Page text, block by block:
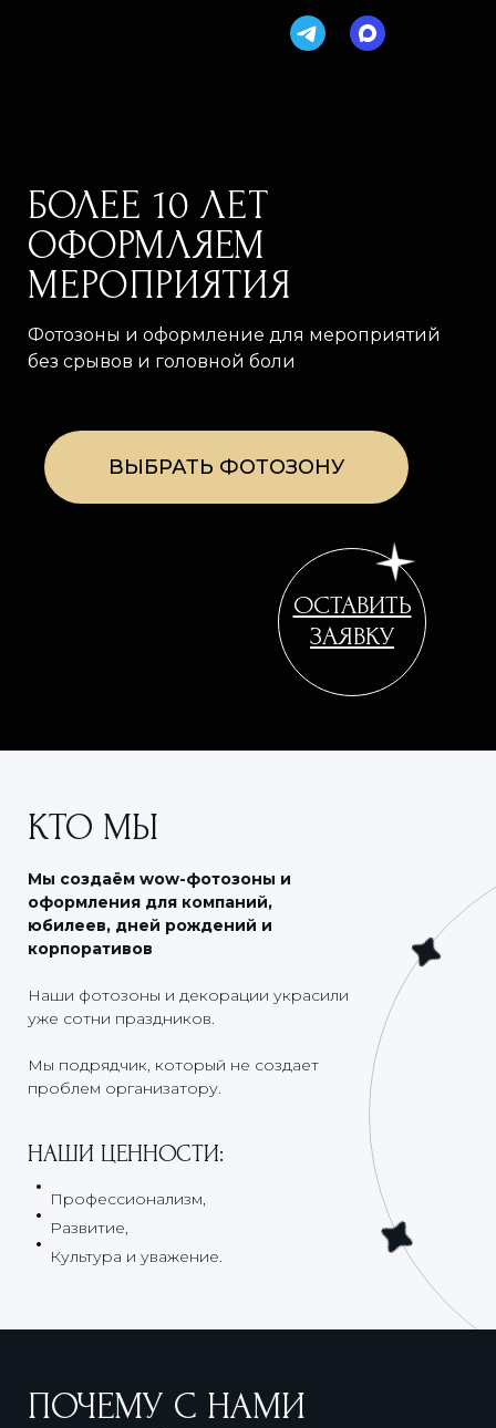
ОСТАВИТЬ
ЗАЯВКУ
Фотозоны и оформление для мероприятий
без срывов и головной боли
ВЫБРАТЬ ФОТОЗОНУ
БОЛЕЕ 10 ЛЕТ
ОФОРМЛЯЕМ
МЕРОПРИЯТИЯ
Профессионализм,
Развитие,
Культура и уважение.
Мы создаём wow-фотозоны и
оформления для компаний,
юбилеев, дней рождений и
корпоративов
Наши фотозоны и декорации украсили
уже сотни праздников.
Мы подрядчик, который не создает
проблем организатору.
КТО МЫ
НАШИ ЦЕННОСТИ:
ПОЧЕМУ С НАМИ